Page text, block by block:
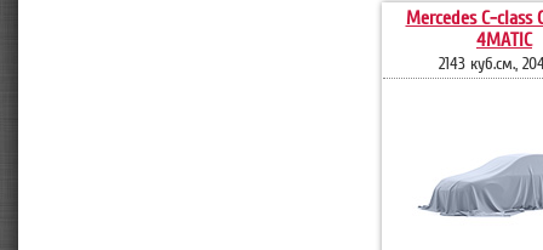
Mercedes C-class
4MATIC
2143 куб.см.,